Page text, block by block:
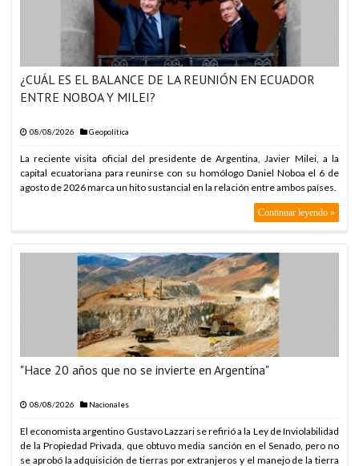
ARABIA SAUDITA, TU
ARABIA SAUDITA, TU
ARABIA SAUDITA, TU
ARABIA SAUDITA, TU
ARABIA SAUDITA, TU
ARABIA SAUDITA, TU
ARABIA SAUDITA, TU
ARABIA SAUDITA, TU
ARABIA SAUDITA, TU
ARABIA SAUDITA, TU
ARABIA SAUDITA, TU
ARABIA SAUDITA, TU
¿CUÁL ES EL BALANCE DE LA REUNIÓN EN ECUADOR
ENTRE NOBOA Y MILEI?
08/08/2026 Geopolítica
La reciente visita oficial del presidente de Argentina, Javier Milei, a la
capital ecuatoriana para reunirse con su homólogo Daniel Noboa el 6 de
agosto de 2026 marca un hito sustancial en la relación entre ambos países.
Continuar leyendo »
"Hace 20 años que no se invierte en Argentina"
08/08/2026 Nacionales
El economista argentino Gustavo Lazzari se refirió a la Ley de Inviolabilidad
de la Propiedad Privada, que obtuvo media sanción en el Senado, pero no
se aprobó la adquisición de tierras por extranjeros y el manejo de la tierra